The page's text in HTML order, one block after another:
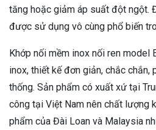
tăng hoặc giảm áp suất đột ngột.
được sử dụng vô cùng phổ biến
Khớp nối mềm inox nối ren model
inox, thiết kế đơn giản, chắc chắn,
thống. Sản phẩm có xuất xứ tại
công tại Việt Nam nên chất lượng
phẩm của Đài Loan và Malaysia